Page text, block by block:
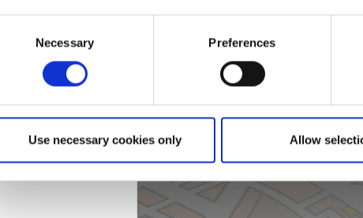
Necessary Preferences
Use necessary cookies only Allow